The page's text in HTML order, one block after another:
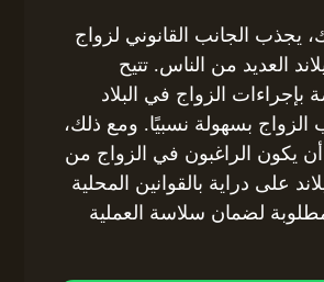
يجذب الجانب القانوني لزواج
العديد من الناس. تتيح
بإجراءات الزواج في البلاد
الزواج بسهولة نسبيًا. ومع ذلك،
يكون الراغبون في الزواج من
على دراية بالقوانين المحلية
لضمان سلاسة العملية